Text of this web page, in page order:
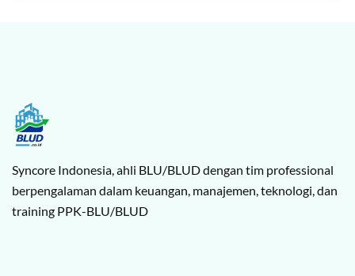
Syncore Indonesia, ahli BLU/BLUD dengan tim professional
berpengalaman dalam keuangan, manajemen, teknologi, dan
training PPK-BLU/BLUD